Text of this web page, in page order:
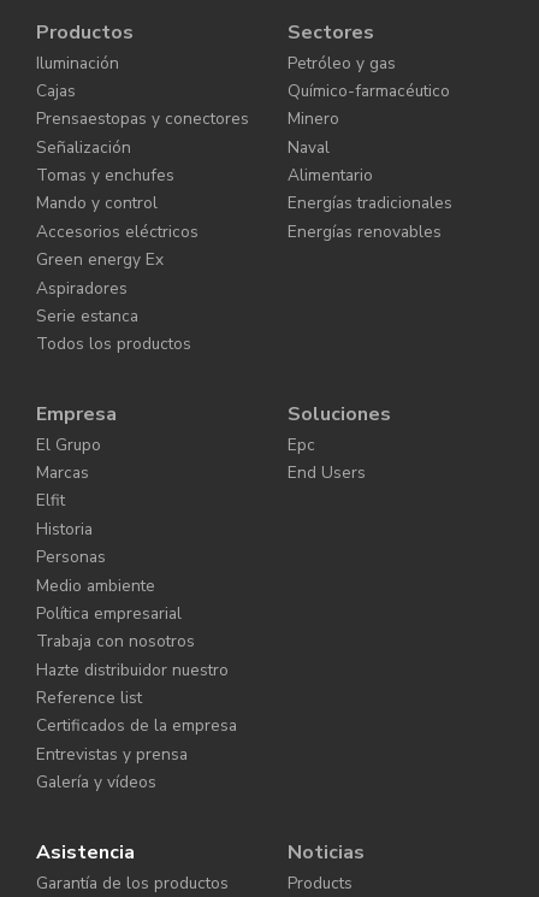
Productos
Iluminación
Cajas
Prensaestopas y conectores
Señalización
Tomas y enchufes
Mando y control
Accesorios eléctricos
Green energy Ex
Aspiradores
Serie estanca
Todos los productos
Sectores
Petróleo y gas
Químico-farmacéutico
Minero
Naval
Alimentario
Energías tradicionales
Energías renovables
Empresa
El Grupo
Marcas
Elfit
Historia
Personas
Medio ambiente
Política empresarial
Trabaja con nosotros
Hazte distribuidor nuestro
Reference list
Certificados de la empresa
Entrevistas y prensa
Galería y vídeos
Soluciones
Epc
End Users
Asistencia
Garantía de los productos
Noticias
Products